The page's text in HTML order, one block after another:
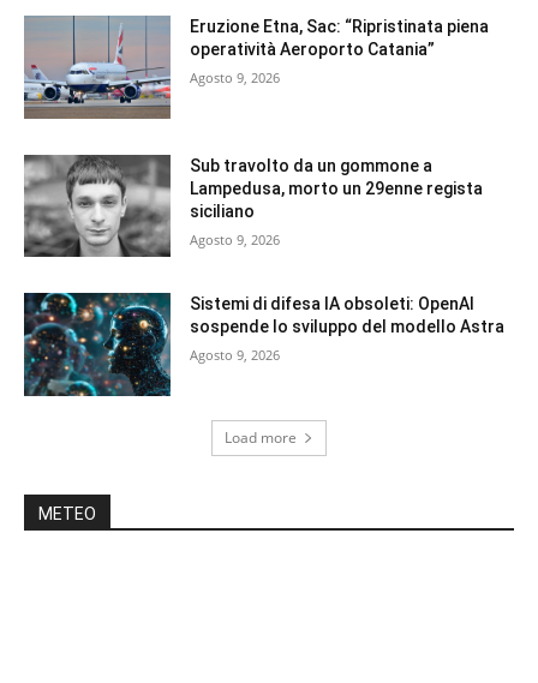
Eruzione Etna, Sac: “Ripristinata piena
operatività Aeroporto Catania”
Agosto 9, 2026
Sub travolto da un gommone a
Lampedusa, morto un 29enne regista
siciliano
Agosto 9, 2026
Sistemi di difesa IA obsoleti: OpenAI
sospende lo sviluppo del modello Astra
Agosto 9, 2026
Load more
METEO